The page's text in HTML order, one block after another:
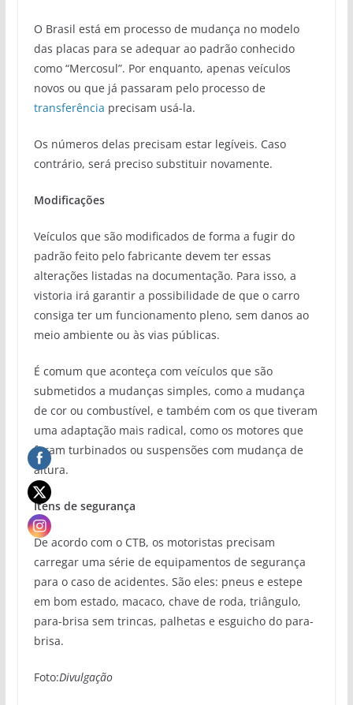
O Brasil está em processo de mudança no modelo
das placas para se adequar ao padrão conhecido
como “Mercosul”. Por enquanto, apenas veículos
novos ou que já passaram pelo processo de
transferência precisam usá-la.
Os números delas precisam estar legíveis. Caso
contrário, será preciso substituir novamente.
Modificações
Veículos que são modificados de forma a fugir do
padrão feito pelo fabricante devem ter essas
alterações listadas na documentação. Para isso, a
vistoria irá garantir a possibilidade de que o carro
consiga ter um funcionamento pleno, sem danos ao
meio ambiente ou às vias públicas.
É comum que aconteça com veículos que são
submetidos a mudanças simples, como a mudança
de cor ou combustível, e também com os que tiveram
uma adaptação mais radical, como os motores que
foram turbinados ou suspensões com mudança de
altura.
Itens de segurança
De acordo com o CTB, os motoristas precisam
carregar uma série de equipamentos de segurança
para o caso de acidentes. São eles: pneus e estepe
em bom estado, macaco, chave de roda, triângulo,
para-brisa sem trincas, palhetas e esguicho do para-
brisa.
Foto:Divulgação